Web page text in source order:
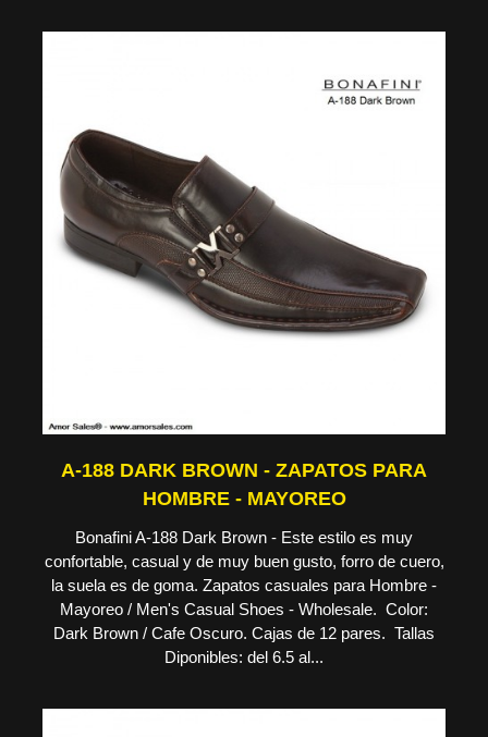
A-188 DARK BROWN - ZAPATOS PARA
HOMBRE - MAYOREO
Bonafini A-188 Dark Brown - Este estilo es muy
confortable, casual y de muy buen gusto, forro de cuero,
la suela es de goma. Zapatos casuales para Hombre -
Mayoreo / Men's Casual Shoes - Wholesale. Color:
Dark Brown / Cafe Oscuro. Cajas de 12 pares. Tallas
Diponibles: del 6.5 al...